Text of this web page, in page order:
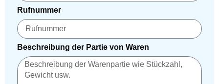
Rufnummer
Beschreibung der Partie von Waren